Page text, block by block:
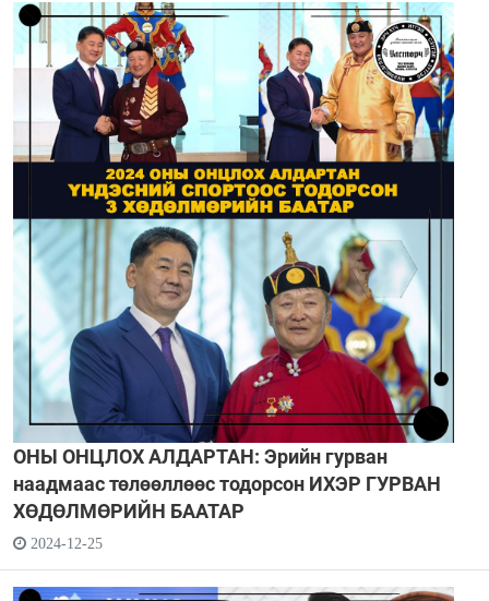
ОНЫ ОНЦЛОХ АЛДАРТАН: Эрийн гурван
наадмаас төлөөллөөс тодорсон ИХЭР ГУРВАН
ХӨДӨЛМӨРИЙН БААТАР
2024-12-25